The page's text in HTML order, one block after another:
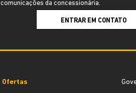
da concessionária.
ENTRAR EM CONTATO
Ofertas